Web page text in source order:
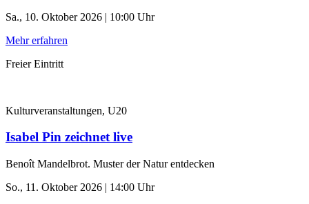
Sa., 10. Oktober 2026 | 10:00 Uhr
Mehr erfahren
Freier Eintritt
Kulturveranstaltungen, U20
Isabel Pin zeichnet live
Benoît Mandelbrot. Muster der Natur entdecken
So., 11. Oktober 2026 | 14:00 Uhr